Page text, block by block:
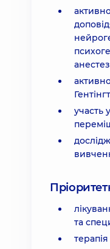
участь
та